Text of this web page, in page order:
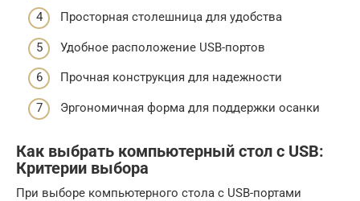
Просторная столешница для удобства
Удобное расположение USB-портов
Прочная конструкция для надежности
Эргономичная форма для поддержки осанки
Как выбрать компьютерный стол с USB:
Критерии выбора
При выборе компьютерного стола с USB-портами